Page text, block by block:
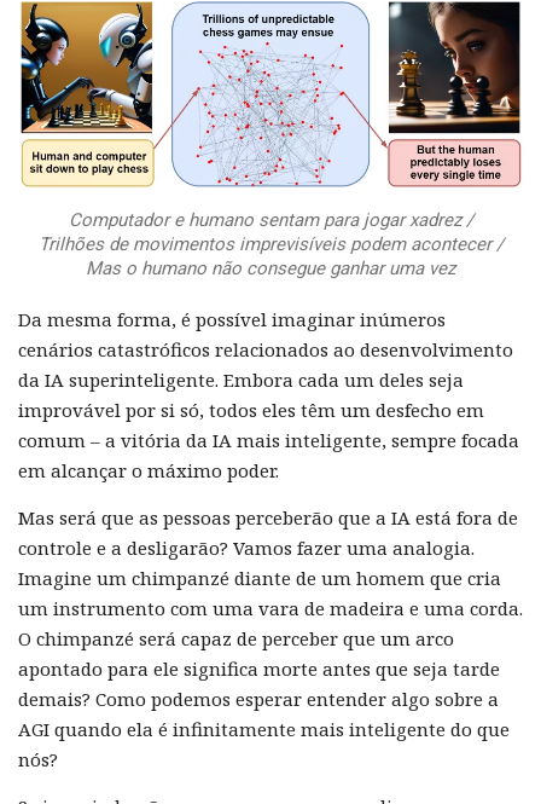
Computador e humano sentam para jogar xadrez /
Trilhões de movimentos imprevisíveis podem acontecer /
Mas o humano não consegue ganhar uma vez
Da mesma forma, é possível imaginar inúmeros
cenários catastróficos relacionados ao desenvolvimento
da IA superinteligente. Embora cada um deles seja
improvável por si só, todos eles têm um desfecho em
comum – a vitória da IA mais inteligente, sempre focada
em alcançar o máximo poder.
Mas será que as pessoas perceberão que a IA está fora de
controle e a desligarão? Vamos fazer uma analogia.
Imagine um chimpanzé diante de um homem que cria
um instrumento com uma vara de madeira e uma corda.
O chimpanzé será capaz de perceber que um arco
apontado para ele significa morte antes que seja tarde
demais? Como podemos esperar entender algo sobre a
AGI quando ela é infinitamente mais inteligente do que
nós?